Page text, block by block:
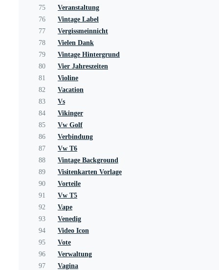
75
Veranstaltung
76
Vintage Label
77
Vergissmeinnicht
78
Vielen Dank
79
Vintage Hintergrund
80
Vier Jahreszeiten
81
Violine
82
Vacation
83
Vs
84
Vikinger
85
Vw Golf
86
Verbindung
87
Vw T6
88
Vintage Background
89
Visitenkarten Vorlage
90
Vorteile
91
Vw T5
92
Vape
93
Venedig
94
Video Icon
95
Vote
96
Verwaltung
97
Vagina